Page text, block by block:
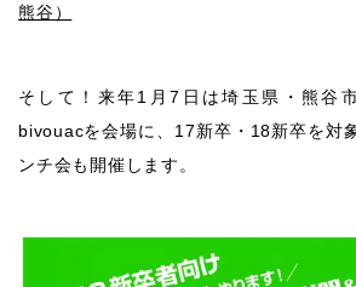
熊谷）
そして！来年1月7日は埼玉県・熊谷
bivouacを会場に、17新卒・18新卒を対
ンチ会も開催します。